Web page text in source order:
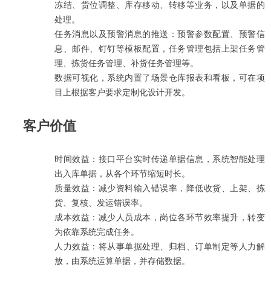
冻结、货位调整、库存移动、转移等业务，以及单据的
处理。
任务消息以及预警消息的推送：预警参数配置、预警信
息、邮件、钉钉等模板配置，任务管理包括上架任务管
理、拣货任务管理、补货任务管理等。
数据可视化，系统内置了场景仓库报表和看板，可在项
目上根据客户要求定制化设计开发。
客户价值
时间效益：接口平台实时传递单据信息，系统智能处理
出入库单据，从各个环节缩短时长。
质量效益：减少资料输入错误率，降低收货、上架、拣
货、复核、发运错误率。
成本效益：减少人员成本，岗位各环节效率提升，转变
为依靠系统完成任务。
人力效益：将从事单据处理、归档、订单制定等人力解
放，由系统运算单据，并存储数据。